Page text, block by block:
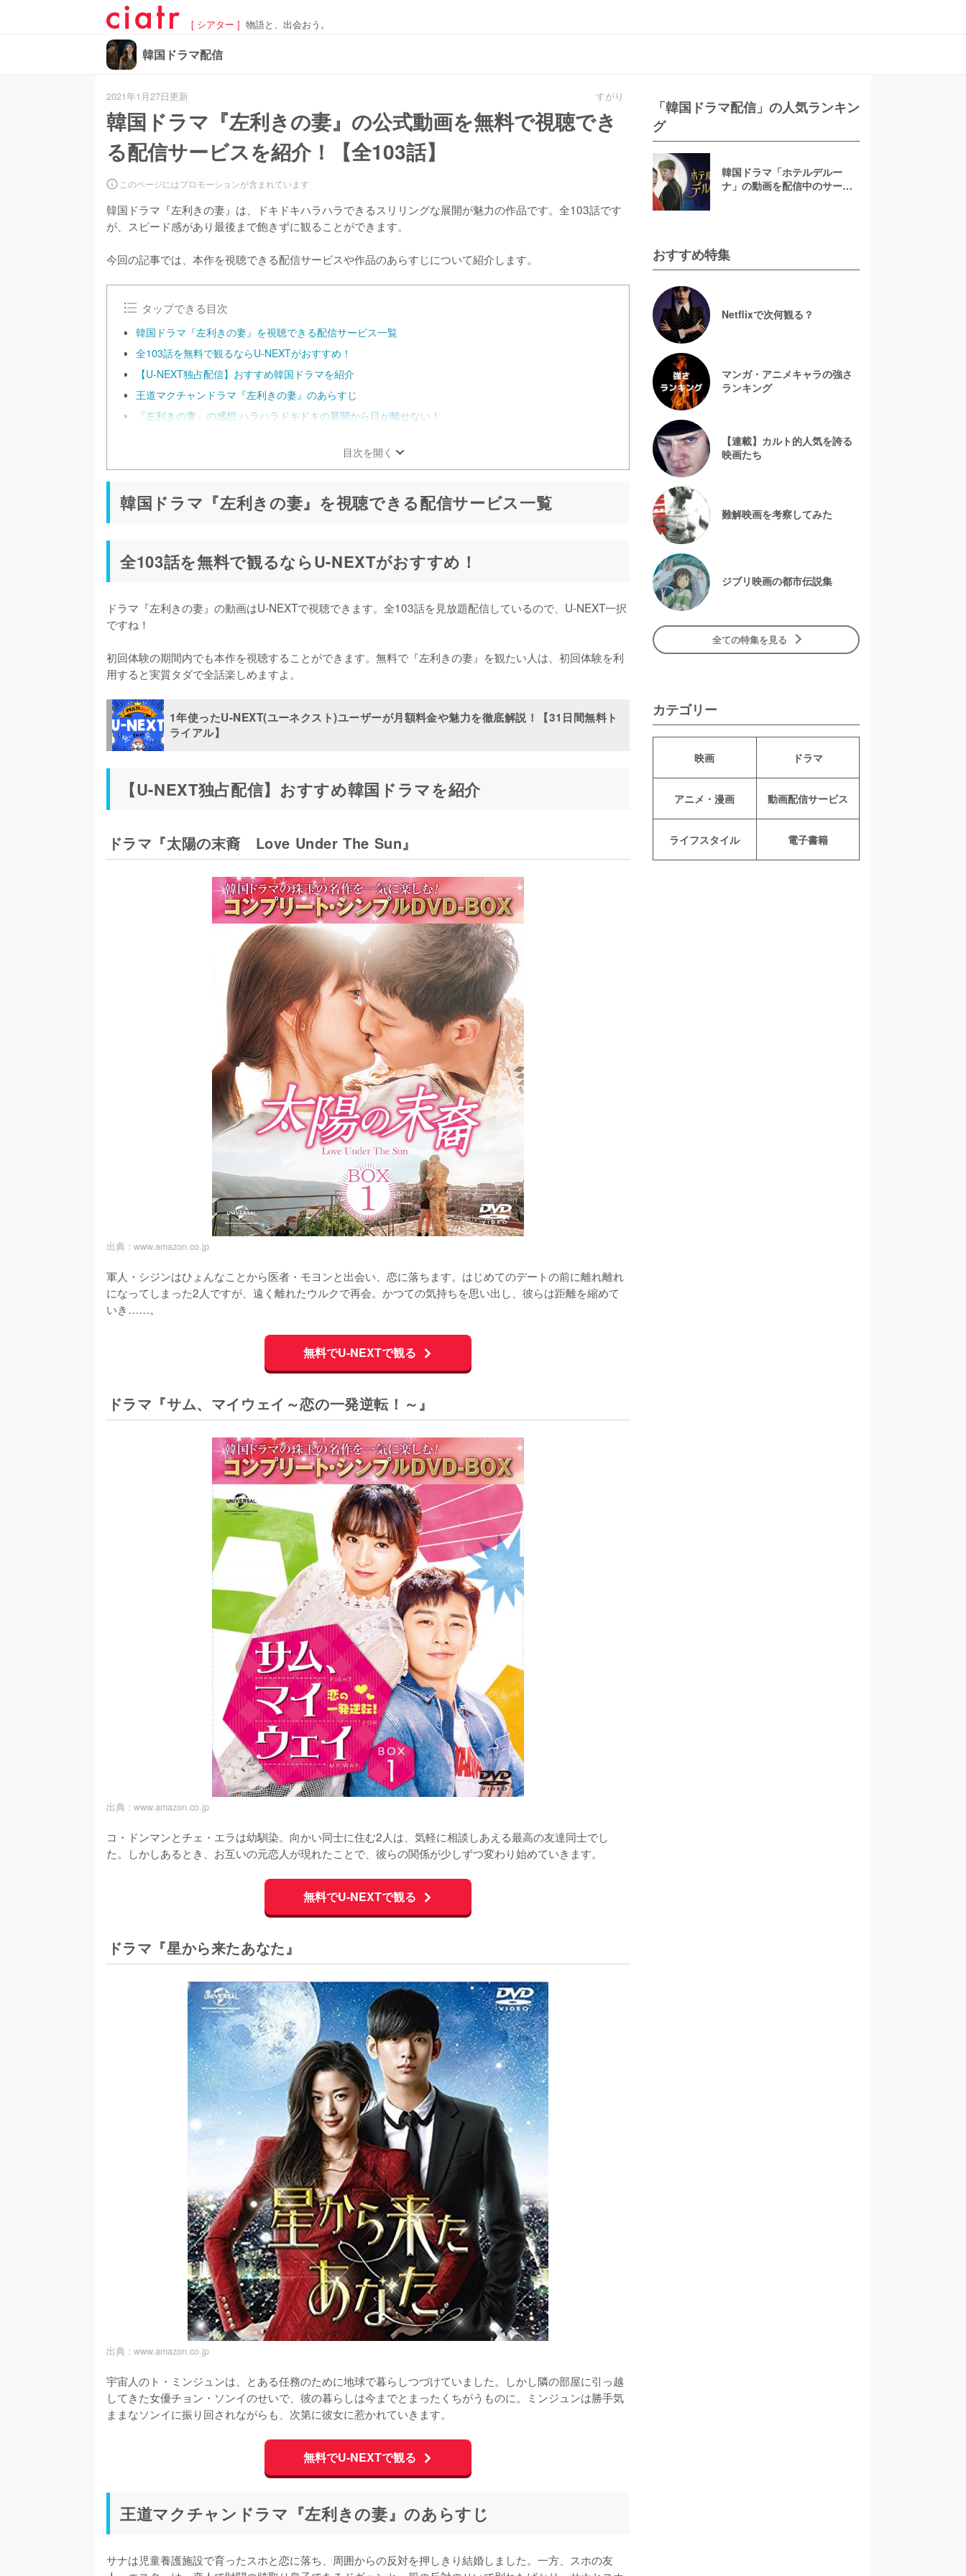
[ シアター ] 物語と、出会おう。
韓国ドラマ配信
2021年1月27日更新 すがり
韓国ドラマ『左利きの妻』の公式動画を無料で視聴でき
る配信サービスを紹介！【全103話】
このページにはプロモーションが含まれています
韓国ドラマ『左利きの妻』は、ドキドキハラハラできるスリリングな展開が魅力の作品です。全103話です
が、スピード感があり最後まで飽きずに観ることができます。
今回の記事では、本作を視聴できる配信サービスや作品のあらすじについて紹介します。
タップできる目次
韓国ドラマ『左利きの妻』を視聴できる配信サービス一覧
全103話を無料で観るならU-NEXTがおすすめ！
【U-NEXT独占配信】おすすめ韓国ドラマを紹介
王道マクチャンドラマ『左利きの妻』のあらすじ
『左利きの妻』の感想 ハラハラドキドキの展開から目が離せない！
目次を開く
韓国ドラマ『左利きの妻』を視聴できる配信サービス一覧
全103話を無料で観るならU-NEXTがおすすめ！
ドラマ『左利きの妻』の動画はU-NEXTで視聴できます。全103話を見放題配信しているので、U-NEXT一択
ですね！
初回体験の期間内でも本作を視聴することができます。無料で『左利きの妻』を観たい人は、初回体験を利
用すると実質タダで全話楽しめますよ。
1年使ったU-NEXT(ユーネクスト)ユーザーが月額料金や魅力を徹底解説！【31日間無料ト
ライアル】
【U-NEXT独占配信】おすすめ韓国ドラマを紹介
ドラマ『太陽の末裔 Love Under The Sun』
出典 : www.amazon.co.jp
軍人・シジンはひょんなことから医者・モヨンと出会い、恋に落ちます。はじめてのデートの前に離れ離れ
になってしまった2人ですが、遠く離れたウルクで再会。かつての気持ちを思い出し、彼らは距離を縮めて
いき……。
無料でU-NEXTで観る
ドラマ『サム、マイウェイ～恋の一発逆転！～』
出典 : www.amazon.co.jp
コ・ドンマンとチェ・エラは幼馴染。向かい同士に住む2人は、気軽に相談しあえる最高の友達同士でし
た。しかしあるとき、お互いの元恋人が現れたことで、彼らの関係が少しずつ変わり始めていきます。
無料でU-NEXTで観る
ドラマ『星から来たあなた』
出典 : www.amazon.co.jp
宇宙人のト・ミンジュンは、とある任務のために地球で暮らしつづけていました。しかし隣の部屋に引っ越
してきた女優チョン・ソンイのせいで、彼の暮らしは今までとまったくちがうものに。ミンジュンは勝手気
ままなソンイに振り回されながらも、次第に彼女に惹かれていきます。
無料でU-NEXTで観る
王道マクチャンドラマ『左利きの妻』のあらすじ
サナは児童養護施設で育ったスホと恋に落ち、周囲からの反対を押しきり結婚しました。一方、スホの友
「韓国ドラマ配信」の人気ランキン
グ
韓国ドラマ「ホテルデルー
ナ」の動画を配信中のサービ
おすすめ特集
Netflixで次何観る？
マンガ・アニメキャラの強さ
ランキング
【連載】カルト的人気を誇る
映画たち
難解映画を考察してみた
ジブリ映画の都市伝説集
全ての特集を見る
カテゴリー
映画 ドラマ
アニメ・漫画 動画配信サービス
ライフスタイル 電子書籍